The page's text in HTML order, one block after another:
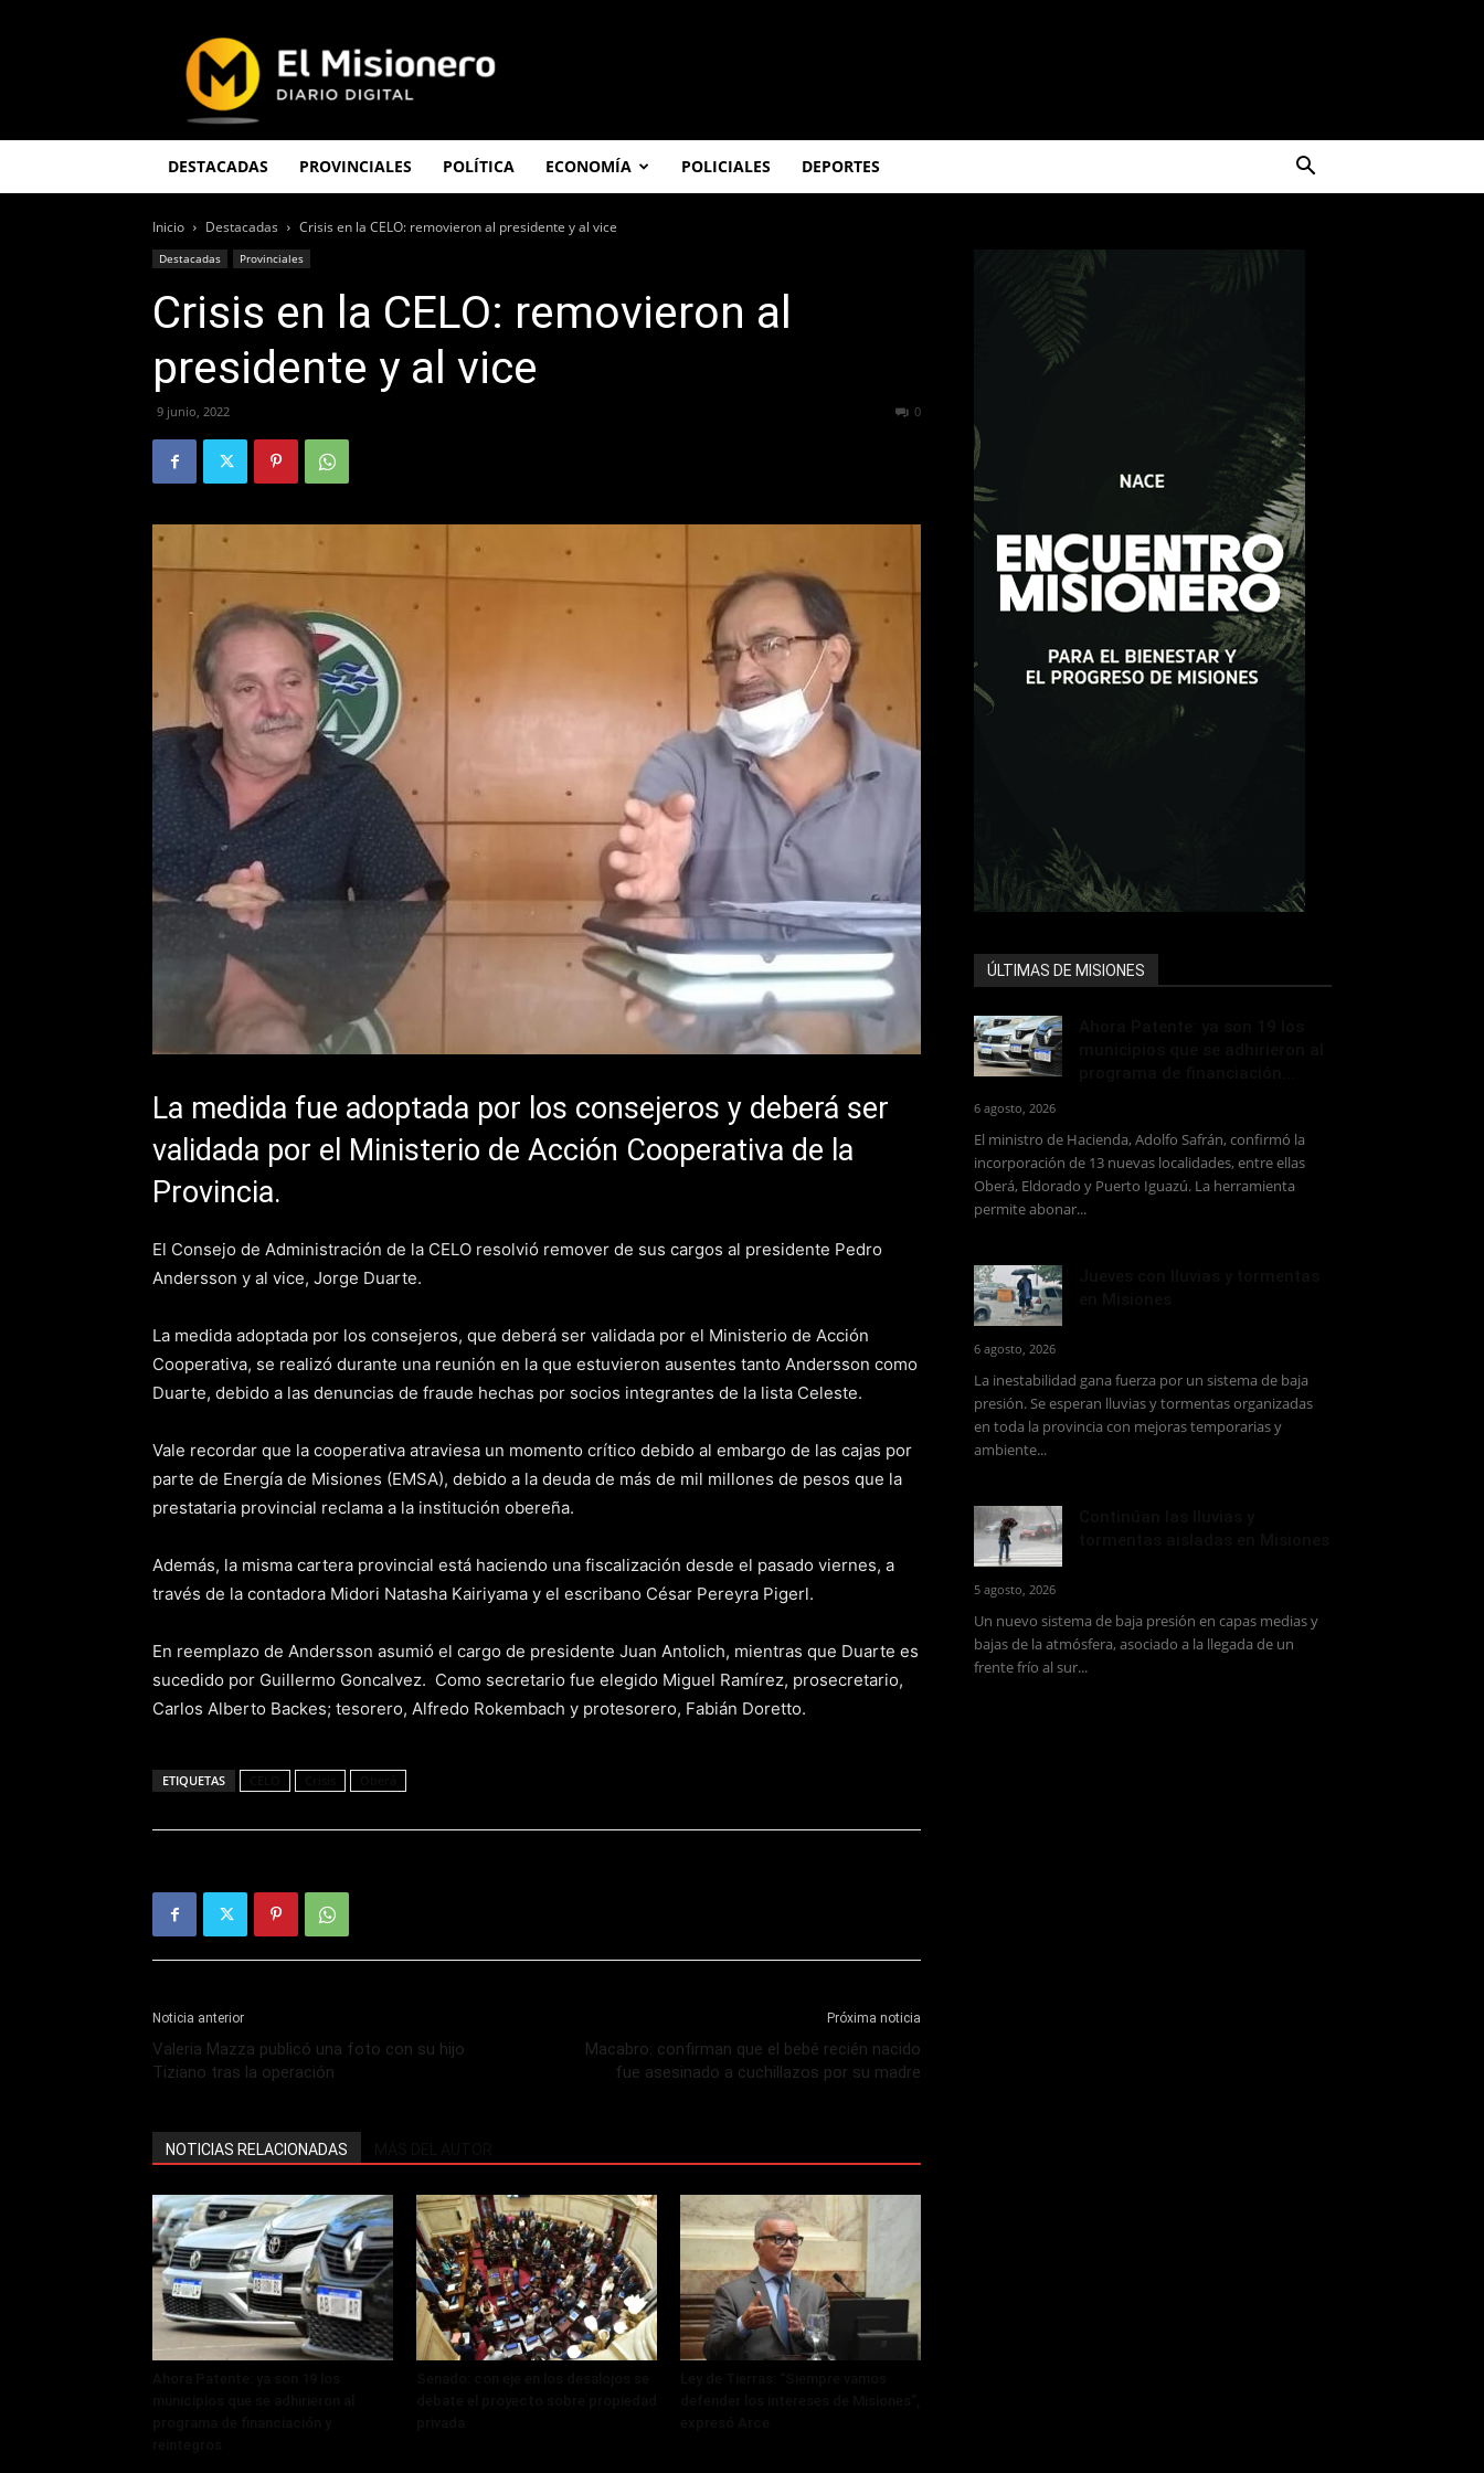
Misionero
DESTACADAS PROVINCIALES POLÍTICA ECONOMÍA POLICIALES DEPORTES
Inicio Destacadas Crisis en la CELO: removieron al presidente y al vice
Destacadas Provinciales
Crisis en la CELO: removieron al
presidente y al vice
9 junio, 2022 0
La medida fue adoptada por los consejeros y deberá ser
validada por el Ministerio de Acción Cooperativa de la
Provincia.
El Consejo de Administración de la CELO resolvió remover de sus cargos al presidente Pedro
Andersson y al vice, Jorge Duarte.
La medida adoptada por los consejeros, que deberá ser validada por el Ministerio de Acción
Cooperativa, se realizó durante una reunión en la que estuvieron ausentes tanto Andersson como
Duarte, debido a las denuncias de fraude hechas por socios integrantes de la lista Celeste.
Vale recordar que la cooperativa atraviesa un momento crítico debido al embargo de las cajas por
parte de Energía de Misiones (EMSA), debido a la deuda de más de mil millones de pesos que la
prestataria provincial reclama a la institución obereña.
Además, la misma cartera provincial está haciendo una fiscalización desde el pasado viernes, a
través de la contadora Midori Natasha Kairiyama y el escribano César Pereyra Pigerl.
En reemplazo de Andersson asumió el cargo de presidente Juan Antolich, mientras que Duarte es
sucedido por Guillermo Goncalvez. Como secretario fue elegido Miguel Ramírez, prosecretario,
Carlos Alberto Backes; tesorero, Alfredo Rokembach y protesorero, Fabián Doretto.
ETIQUETAS
Noticia anterior
Valeria Mazza publicó una foto con su hijo
Tiziano tras la operación
Próxima noticia
Macabro: confirman que el bebé recién nacido
fue asesinado a cuchillazos por su madre
NOTICIAS RELACIONADAS
ÚLTIMAS DE MISIONES
6 agosto, 2026
El ministro de Hacienda, Adolfo Safrán, confirmó la
incorporación de 13 nuevas localidades, entre ellas
Oberá, Eldorado y Puerto Iguazú. La herramienta
permite abonar...
6 agosto, 2026
La inestabilidad gana fuerza por un sistema de baja
presión. Se esperan lluvias y tormentas organizadas
en toda la provincia con mejoras temporarias y
ambiente...
5 agosto, 2026
Un nuevo sistema de baja presión en capas medias y
bajas de la atmósfera, asociado a la llegada de un
frente frío al sur...